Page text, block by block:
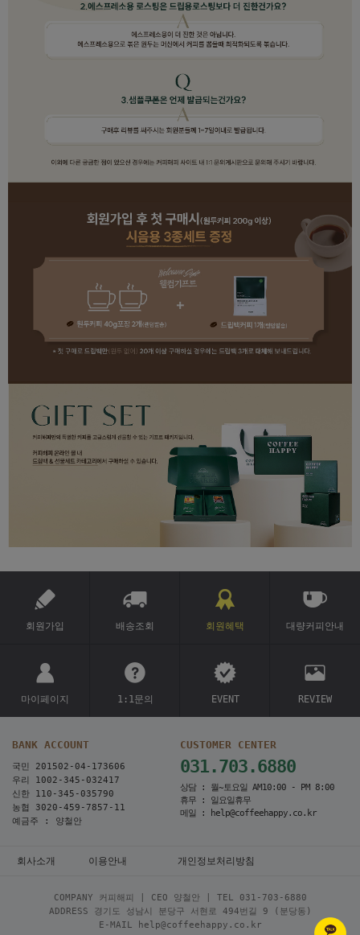
회원가입 배송조회 회원혜택 대량커피안내
마이페이지 1:1문의 EVENT REVIEW
BANK ACCOUNT
국민 201502-04-173606
우리 1002-345-032417
신한 110-345-035790
농협 3020-459-7857-11
예금주 : 양철안
CUSTOMER CENTER
031.703.6880
상담 : 월~토요일 AM10:00 - PM 8:00
휴무 : 일요일휴무
메일 : help@coffeehappy.co.kr
회사소개 이용안내 개인정보처리방침
COMPANY 커피해피 | CEO 양철안 | TEL
031-703-6880
ADDRESS 경기도 성남시 분당구 서현로 494번길 9 (분당동)
E-MAIL help@coffeehappy.co.kr